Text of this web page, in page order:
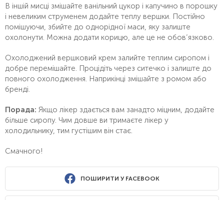
В іншій мисці змішайте ванільний цукор і капучино в порошку
і невеликим струменем додайте теплу вершки. Постійно
помішуючи, збийте до однорідної маси, яку залиште
охолонути. Можна додати корицю, але це не обов’язково.
Охолоджений вершковий крем залийте теплим сиропом і
добре перемішайте. Процідіть через ситечко і залиште до
повного охолодження. Наприкінці змішайте з ромом або
бренді.
Порада: Якщо лікер здається вам занадто міцним, додайте
більше сиропу. Чим довше ви тримаєте лікер у
холодильнику, тим густішим він стає.
Смачного!
ПОШИРИТИ У FACEBOOK